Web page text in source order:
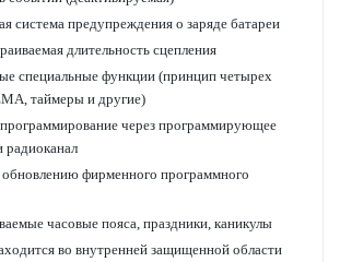
сис­тема предупрежд­ения о заряде бат­ареи
длительность сцеп­ления
специальные функции (принцип чет­ырех
таймеры и другие)
программирование через программирующее
радио­к­анал
фирменного программного
часовые пояса, праздники, каникулы
во внутренней защищенной области